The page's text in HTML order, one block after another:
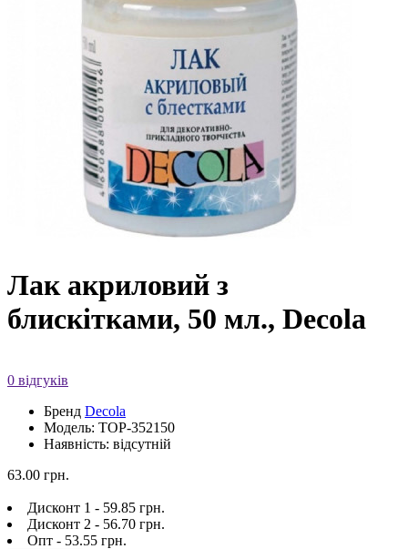
Лак акриловий з
блискітками, 50 мл., Decola
0 відгуків
Бренд Decola
Модель: TOP-352150
Наявність: відсутній
63.00 грн.
Дисконт 1 - 59.85 грн.
Дисконт 2 - 56.70 грн.
Опт - 53.55 грн.